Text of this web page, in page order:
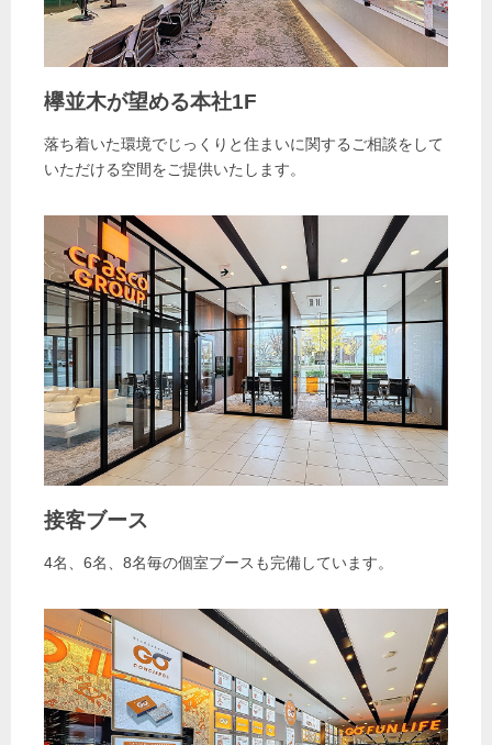
欅並木が望める本社1F
落ち着いた環境でじっくりと住まいに関するご相談をして
いただける空間をご提供いたします。
接客ブース
4名、6名、8名毎の個室ブースも完備しています。